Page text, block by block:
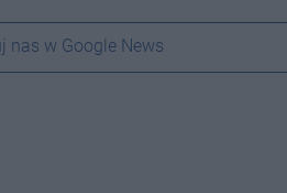
nas w Google News